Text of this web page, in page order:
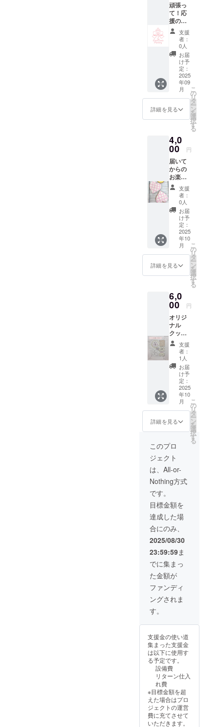
招待✉️🎀
毎日が
ちょっとだ
け特別にな
る魔法を🪄
頑張っ
て！応
援の気
持ち
【お礼
メー
ル】 感
謝の気
持ちを
込めた
お礼
メール
をお送
りさせ
ていた
だきま
のリ
ターン
は2000
円のリ
ターン
と同じ
内容に
なりま
す。
支援
者：
0人
お届
け予
定：
2025
年09
月
詳細を見る
こ
の
リ
タ
ー
ン
を
選
択
す
る
4,0
00 円
届いて
からの
お楽し
み！ア
イシン
グクッ
キー２
枚セッ
（ハー
ト、く
ま、ド
レスな
ど…︎♪）
・原材
料及び
等の食
品表示
はお届
け商品
のラベ
ルに表
記され
ます。
商品開
封前に
は必ず
お届け
のリ
ターン
に貼付
された
ラベル
ご確認
くださ
い。
支援
者：
0人
お届
け予
定：
2025
年10
月
詳細を見る
こ
の
リ
タ
ー
ン
を
選
択
す
る
6,0
00 円
オリジ
ナル
クッ
キー
缶 ※画
像はイ
メージ
です ・
原材料
及び添
加物等
の食品
表示は
お届け
商品の
ラベル
に表記
されま
す。商
品開封
前には
必ずお
ンに貼
付され
たラベ
ルや注
意書き
をご確
認くだ
さい。
・商品
サイ
ズ：
122×12
2×H43
ア缶
支援
者：
1人
お届
け予
定：
2025
年10
月
詳細を見る
こ
の
リ
タ
ー
ン
を
選
択
す
る
このプロ
ジェクト
は、All-or-
Nothing方式
です。
目標金額を
達成した場
合にのみ、
2025/08/30
23:59:59ま
でに集まっ
た金額が
ファンディ
ングされま
す。
支援金の使い道
集まった支援金
は以下に使用す
る予定です。
設備費
リターン仕入
れ費
※目標金額を超
えた場合はプロ
ジェクトの運営
費に充てさせて
いただきます。